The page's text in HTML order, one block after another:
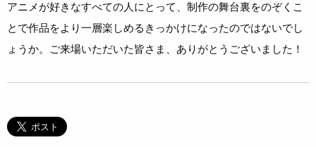
アニメが好きなすべての人にとって、制作の舞台裏をのぞくこ
とで作品をより一層楽しめるきっかけになったのではないでし
ょうか。ご来場いただいた皆さま、ありがとうございました！